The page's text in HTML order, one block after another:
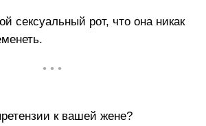
сексуальный рот, что она никак
• • •
к вашей жене?